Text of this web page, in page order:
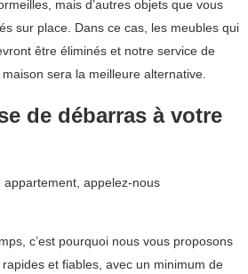
mais d’autres objets que vous
sur place. Dans ce cas, les meubles qui
être éliminés et notre service de
sera la meilleure alternative.
de débarras à votre
appelez-nous
c’est pourquoi nous vous proposons
et fiables, avec un minimum de